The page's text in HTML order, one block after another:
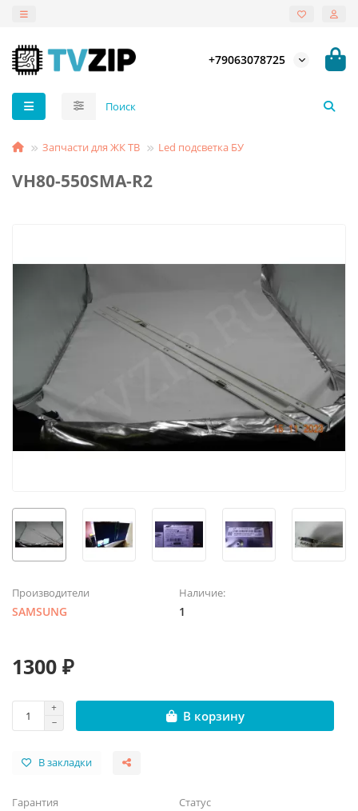
+79063078725
Запчасти для ЖК ТВ Led подсветка БУ
VH80-550SMA-R2
Производители
SAMSUNG
Наличие:
1
1300 ₽
В корзину
В закладки
Гарантия Статус